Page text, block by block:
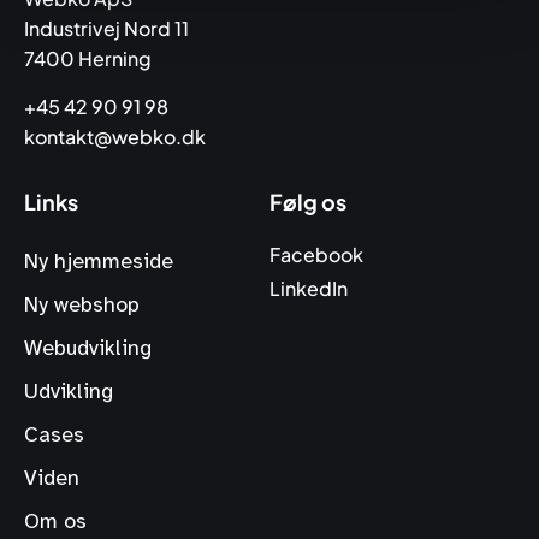
Industrivej Nord 11
7400 Herning
+45 42 90 91 98
kontakt@webko.dk
Links
Ny hjemmeside
Ny webshop
Webudvikling
Udvikling
Cases
Viden
Om os
Følg os
Facebook
LinkedIn